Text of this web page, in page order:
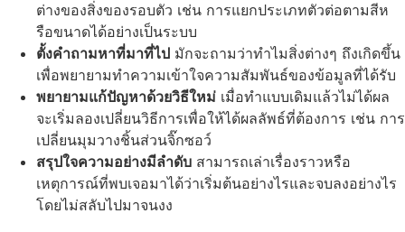
ต่างของสิ่งของรอบตัว เช่น การแยกประเภทตัวต่อตามสีห
รือขนาดได้อย่างเป็นระบบ
ตั้งคำถามหาที่มาที่ไป มักจะถามว่าทำไมสิ่งต่างๆ ถึงเกิดขึ้น
เพื่อพยายามทำความเข้าใจความสัมพันธ์ของข้อมูลที่ได้รับ
พยายามแก้ปัญหาด้วยวิธีใหม่ เมื่อทำแบบเดิมแล้วไม่ได้ผล
จะเริ่มลองเปลี่ยนวิธีการเพื่อให้ได้ผลลัพธ์ที่ต้องการ เช่น การ
เปลี่ยนมุมวางชิ้นส่วนจิ๊กซอว์
สรุปใจความอย่างมีลำดับ สามารถเล่าเรื่องราวหรือ
เหตุการณ์ที่พบเจอมาได้ว่าเริ่มต้นอย่างไรและจบลงอย่างไร
โดยไม่สลับไปมาจนงง